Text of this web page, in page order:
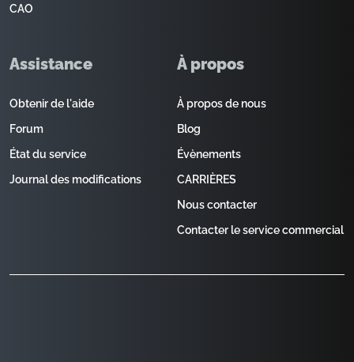
CAO
Assistance
Obtenir de l'aide
Forum
État du service
Journal des modifications
À propos
À propos de nous
Blog
Évènements
CARRIÈRES
Nous contacter
Contacter le service commercial